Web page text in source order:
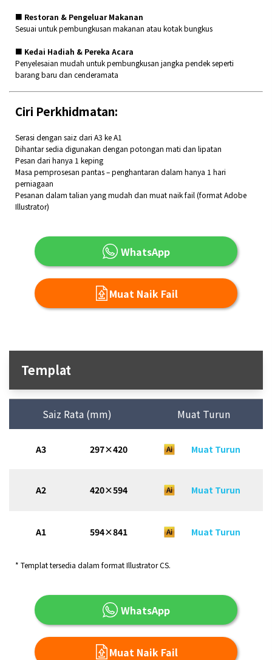
■ Restoran & Pengeluar Makanan
Sesuai untuk pembungkusan makanan atau kotak bungkus
■ Kedai Hadiah & Pereka Acara
Penyelesaian mudah untuk pembungkusan jangka pendek seperti
barang baru dan cenderamata
Ciri Perkhidmatan:
Serasi dengan saiz dari A3 ke A1
Dihantar sedia digunakan dengan potongan mati dan lipatan
Pesan dari hanya 1 keping
Masa pemprosesan pantas – penghantaran dalam hanya 1 hari
perniagaan
Pesanan dalam talian yang mudah dan muat naik fail (format Adobe
Illustrator)
WhatsApp
Muat Naik Fail
Templat
Saiz Rata (mm) Muat Turun
A3 297×420 Muat Turun
A2 420×594 Muat Turun
A1 594×841 Muat Turun
* Templat tersedia dalam format Illustrator CS.
WhatsApp
Muat Naik Fail